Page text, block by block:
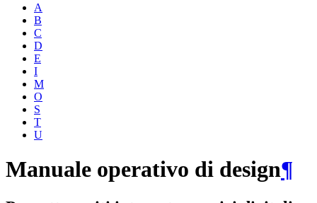
A
B
C
D
E
I
M
O
S
T
U
Manuale operativo di design¶